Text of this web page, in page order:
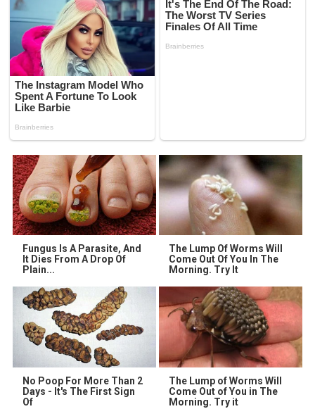
Fungus Is A Parasite, And
It Dies From A Drop Of
Plain...
The Lump Of Worms Will
Come Out Of You In The
Morning. Try It
No Poop For More Than 2
Days - It's The First Sign
Of
The Lump of Worms Will
Come Out of You in The
Morning. Try it